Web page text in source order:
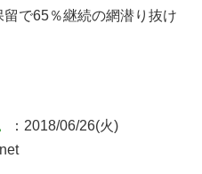
で65％継続の網潜り抜け
：2018/06/26(火)